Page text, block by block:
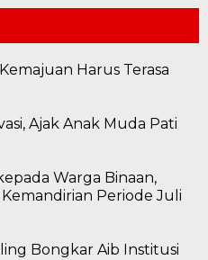
Harus Terasa
Ajak Anak Muda Pati
Warga Binaan,
Periode Juli
Bongkar Aib Institusi